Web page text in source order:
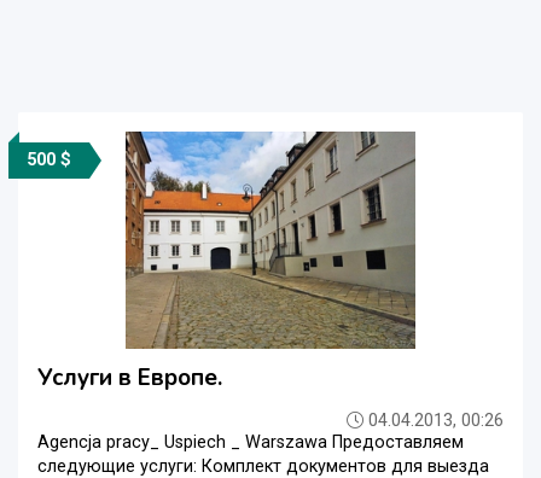
500 $
Услуги в Европе.
04.04.2013, 00:26
Agencja pracy_ Uspiech _ Warszawa Предоставляем
следующие услуги: Комплект документов для выезда